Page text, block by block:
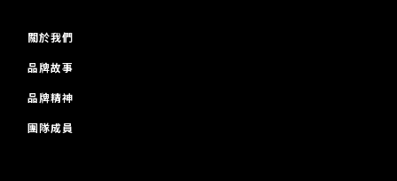
關於我們
品牌故事
品牌精神
團隊成員